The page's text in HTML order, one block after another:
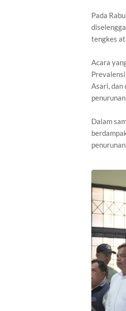
Pada
tengkes
Acara
Asari, dan
Dalam